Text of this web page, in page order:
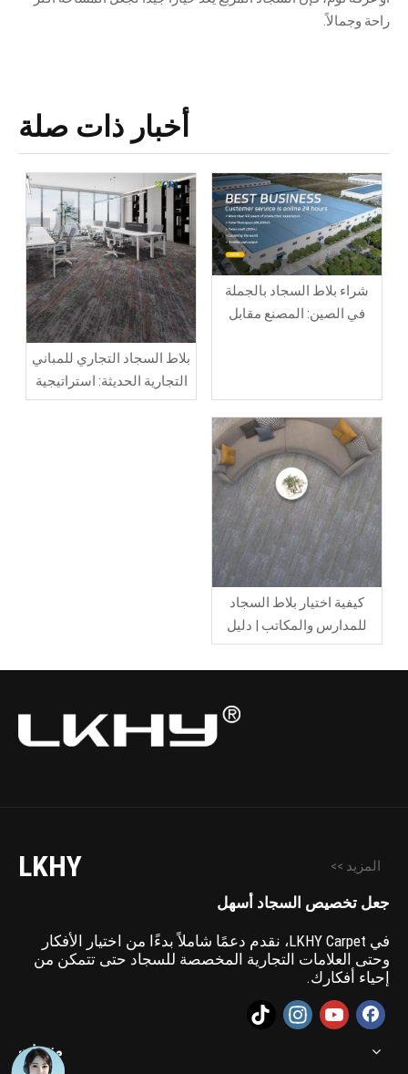
راحة وجمالاً.
أخبار ذات صلة
شراء بلاط السجاد بالجملة
في الصين: المصنع مقابل
بلاط السجاد التجاري للمباني
التجارية الحديثة: استراتيجية
أرضيات أكثر ذكاءً لأداء طويل
كيفية اختيار بلاط السجاد
للمدارس والمكاتب | دليل
الأسئلة الشائعة لمشاريع
الأرضيات التجارية
LKHY المزيد >>
جعل تخصيص السجاد أسهل
في LKHY Carpet، نقدم دعمًا شاملاً بدءًا من اختيار الأفكار
وحتى العلامات التجارية المخصصة للسجاد حتى تتمكن من
إحياء أفكارك.
منتجات